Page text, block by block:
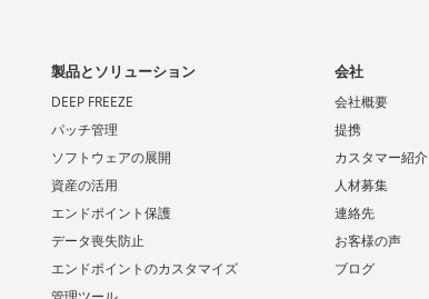
製品とソリューション
DEEP FREEZE
パッチ管理
ソフトウェアの展開
資産の活用
エンドポイント保護
データ喪失防止
エンドポイントのカスタマイズ
会社
会社概要
提携
カスタマー紹介
人材募集
連絡先
お客様の声
ブログ